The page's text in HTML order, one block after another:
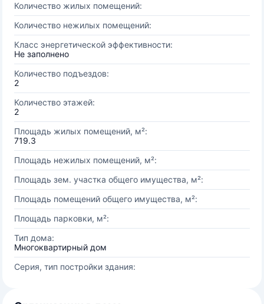
Количество жилых помещений:
Количество нежилых помещений:
Класс энергетической эффективности:
Не заполнено
Количество подъездов:
2
Количество этажей:
2
Площадь жилых помещений, м²:
719.3
Площадь нежилых помещений, м²:
Площадь зем. участка общего имущества, м²:
Площадь помещений общего имущества, м²:
Площадь парковки, м²:
Тип дома:
Многоквартирный дом
Серия, тип постройки здания: